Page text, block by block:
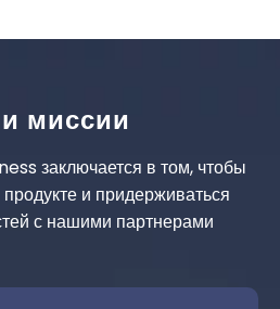
миссии
заключается в том, чтобы
и придерживаться
с нашими партнерами